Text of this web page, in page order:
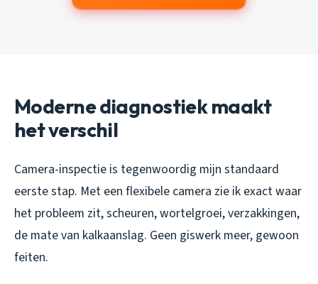
Moderne diagnostiek maakt
het verschil
Camera-inspectie is tegenwoordig mijn standaard
eerste stap. Met een flexibele camera zie ik exact waar
het probleem zit, scheuren, wortelgroei, verzakkingen,
de mate van kalkaanslag. Geen giswerk meer, gewoon
feiten.